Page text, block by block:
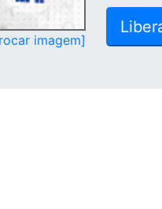
imagem]